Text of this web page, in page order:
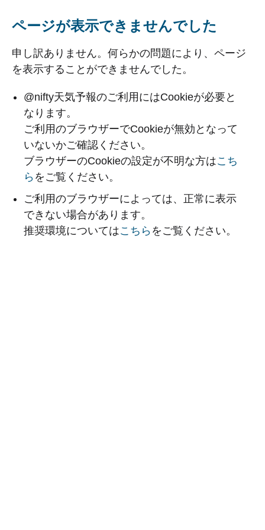
ページが表示できませんでした
申し訳ありません。何らかの問題により、ページ
を表示することができませんでした。
@nifty天気予報のご利用にはCookieが必要と
なります。
ご利用のブラウザーでCookieが無効となって
いないかご確認ください。
ブラウザーのCookieの設定が不明な方はこち
ら をご覧ください。
ご利用のブラウザーによっては、正常に表示
できない場合があります。
推奨環境についてはこちら をご覧ください。